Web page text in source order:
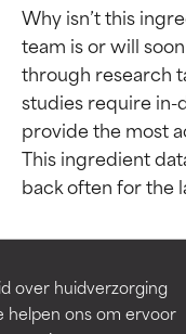
over huidverzorging
helpen ons om ervoor
Why isn’t this
team is or will
through research
studies require in-
provide the most
This ingredient